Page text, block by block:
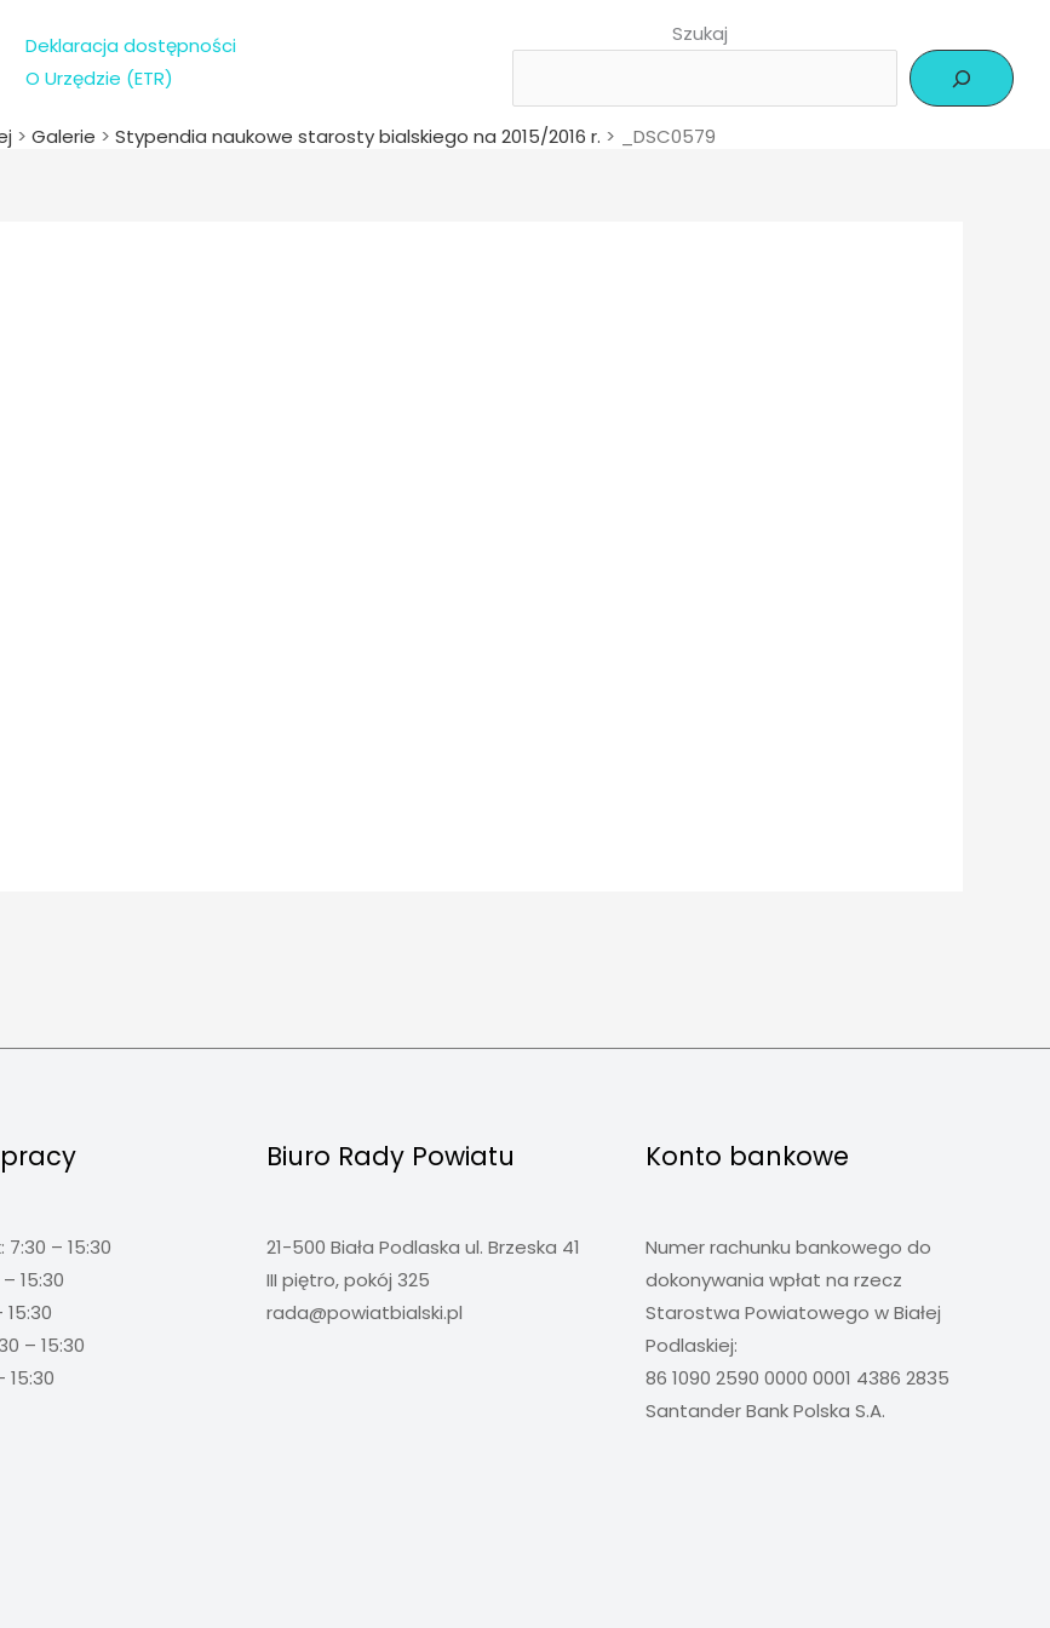
Deklaracja dostępności
O Urzędzie (ETR)
Szukaj
> Galerie > Stypendia naukowe starosty bialskiego na 2015/2016 r. > _DSC0579
7:30 – 15:30
15:30
– 15:30
15:30
Biuro Rady Powiatu
21-500 Biała Podlaska ul. Brzeska 41
III piętro, pokój 325
rada@powiatbialski.pl
Konto bankowe
Numer rachunku bankowego do
dokonywania wpłat na rzecz
Starostwa Powiatowego w Białej
Podlaskiej:
86 1090 2590 0000 0001 4386 2835
Santander Bank Polska S.A.